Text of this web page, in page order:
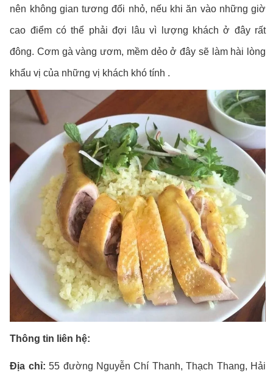
nên không gian tương đối nhỏ, nếu khi ăn vào những giờ
cao điểm có thể phải đợi lâu vì lượng khách ở đây rất
đông. Cơm gà vàng ươm, mềm dẻo ở đây sẽ làm hài lòng
khẩu vị của những vị khách khó tính .
Thông tin liên hệ:
Địa chỉ: 55 đường Nguyễn Chí Thanh, Thạch Thang, Hải